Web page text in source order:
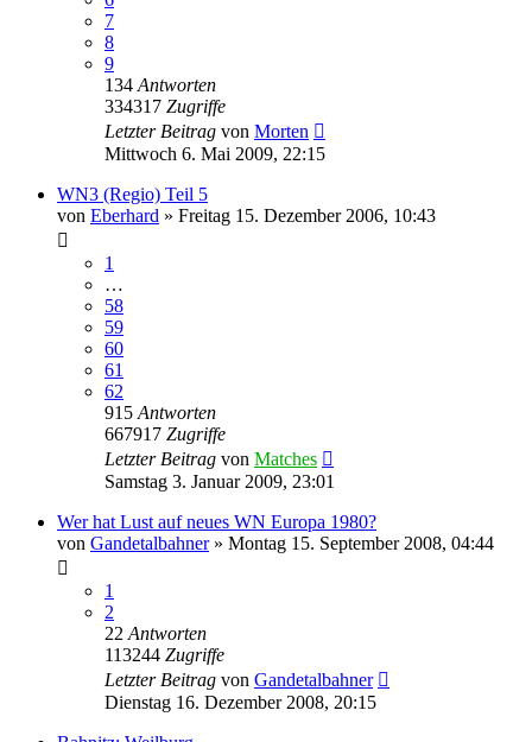
7
8
9
134 Antworten
334317 Zugriffe
Letzter Beitrag von Morten
Mittwoch 6. Mai 2009, 22:15
WN3 (Regio) Teil 5
von Eberhard » Freitag 15. Dezember 2006, 10:43
1
…
58
59
60
61
62
915 Antworten
667917 Zugriffe
Letzter Beitrag von Matches
Samstag 3. Januar 2009, 23:01
Wer hat Lust auf neues WN Europa 1980?
von Gandetalbahner» Montag 15. September 2008, 04:44
1
2
22 Antworten
113244 Zugriffe
Letzter Beitrag von Gandetalbahner
Dienstag 16. Dezember 2008, 20:15